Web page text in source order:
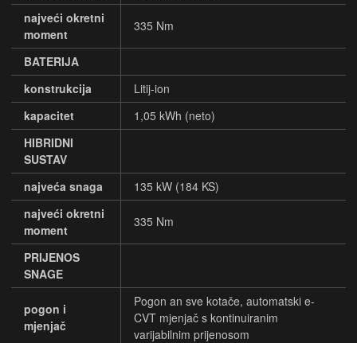
najveći okretni
moment
335 Nm
BATERIJA
konstrukcija
Litij-ion
kapacitet
1,05 kWh (neto)
HIBRIDNI
SUSTAV
najveća snaga
135 kW (184 KS)
najveći okretni
moment
335 Nm
PRIJENOS
SNAGE
pogon i
mjenjač
Pogon an sve kotače, automatski e-
CVT mjenjač s kontinuiranim
varijabilnim prijenosom